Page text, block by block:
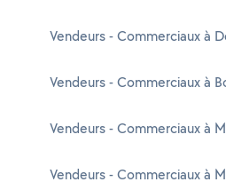
Vendeurs - Commerciaux à
Vendeurs - Commerciaux à
Vendeurs - Commerciaux à
Vendeurs - Commerciaux à